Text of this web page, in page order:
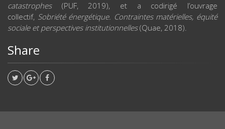
catastrophes(PUF, 2019), et a codirigé l’ouvrage
collectif, Sobriété énergétique. Contraintes matérielles, équité
sociale et perspectives institutionnelles(Quae, 2018).
Share